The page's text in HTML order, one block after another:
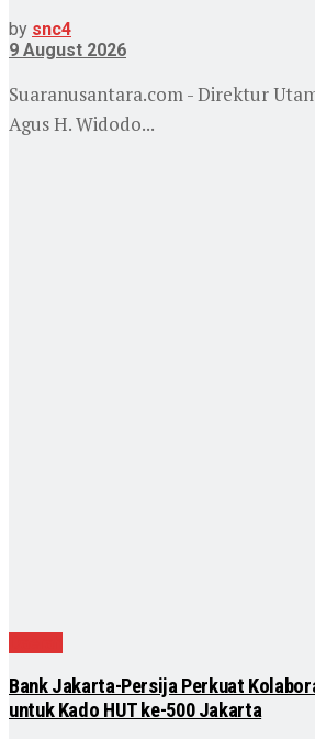
by snc4
9 August 2026
Suaranusantara.com - Direktur
Agus H. Widodo...
Bank Jakarta-Persija Perkuat
untuk Kado HUT ke-500 Jakarta